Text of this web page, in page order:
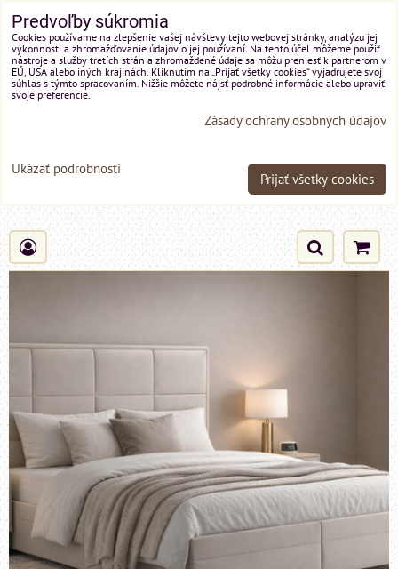
Predvoľby súkromia
Cookies používame na zlepšenie vašej návštevy tejto webovej stránky, analýzu jej
výkonnosti a zhromažďovanie údajov o jej používaní. Na tento účel môžeme použiť
nástroje a služby tretích strán a zhromaždené údaje sa môžu preniesť k partnerom v
EÚ, USA alebo iných krajinách. Kliknutím na „Prijať všetky cookies“ vyjadrujete svoj
súhlas s týmto spracovaním. Nižšie môžete nájsť podrobné informácie alebo upraviť
svoje preferencie.
Zásady ochrany osobných údajov
Ukázať podrobnosti
Prijať všetky cookies